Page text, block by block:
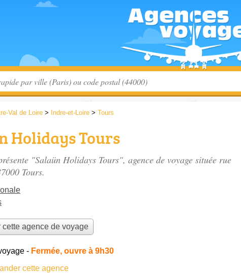
Val de Loire > Indre-et-Loire > Tours
Holidays Tours
"Salaün Holidays Tours", agence de voyage située rue
Tours.
cette agence de voyage
- Fermée, ouvre à 9h30
cette agence